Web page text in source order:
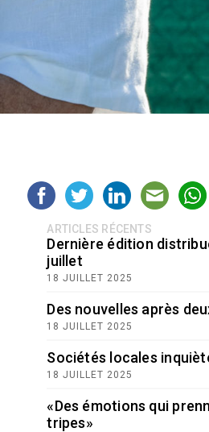
ARTICLES RÉCENTS
Dernière édition
juillet
18 JUILLET 2025
Des nouvelles après
18 JUILLET 2025
Sociétés locales
18 JUILLET 2025
«Des émotions qui
tripes»